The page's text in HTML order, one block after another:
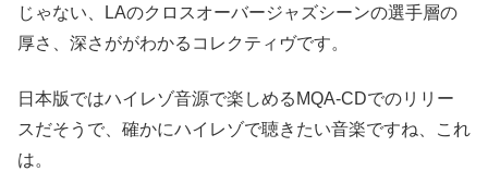
じゃない、LAのクロスオーバージャズシーンの選手層の
厚さ、深さががわかるコレクティヴです。
日本版ではハイレゾ音源で楽しめるMQA-CDでのリリー
スだそうで、確かにハイレゾで聴きたい音楽ですね、これ
は。